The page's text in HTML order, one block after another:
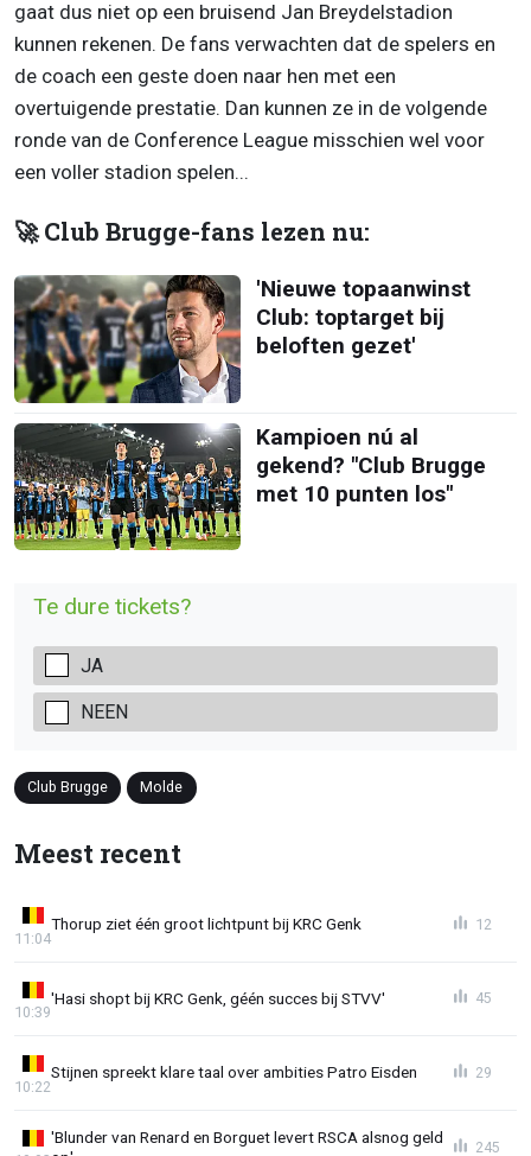
gaat dus niet op een bruisend Jan Breydelstadion
kunnen rekenen. De fans verwachten dat de spelers en
de coach een geste doen naar hen met een
overtuigende prestatie. Dan kunnen ze in de volgende
ronde van de Conference League misschien wel voor
een voller stadion spelen...
🚀 Club Brugge-fans lezen nu:
'Nieuwe topaanwinst
Club: toptarget bij
beloften gezet'
Kampioen nú al
gekend? "Club Brugge
met 10 punten los"
Te dure tickets?
JA
NEEN
Club Brugge Molde
Meest recent
Thorup ziet één groot lichtpunt bij KRC Genk
11:04
12
'Hasi shopt bij KRC Genk, géén succes bij STVV'
10:39
45
Stijnen spreekt klare taal over ambities Patro Eisden
10:22
29
'Blunder van Renard en Borguet levert RSCA alsnog geld
245